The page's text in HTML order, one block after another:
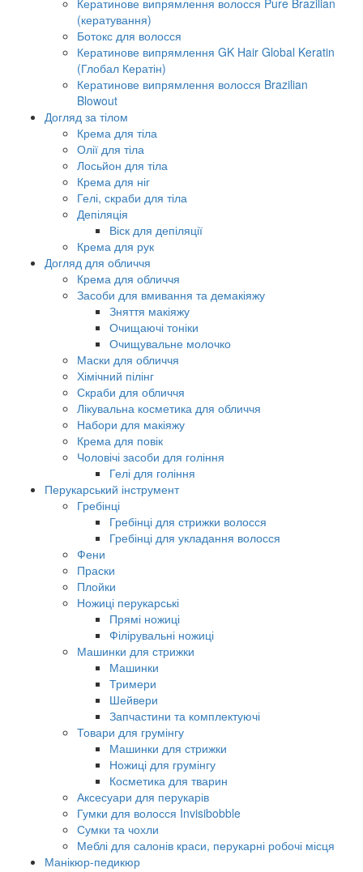
Кератинове випрямлення волосся Pure Brazilian
(кератування)
Ботокс для волосся
Кератинове випрямлення GK Hair Global Keratin
(Глобал Кератін)
Кератинове випрямлення волосся Brazilian
Blowout
Догляд за тілом
Крема для тіла
Олії для тіла
Лосьйон для тіла
Крема для ніг
Гелі, скраби для тіла
Депіляція
Віск для депіляції
Крема для рук
Догляд для обличчя
Крема для обличчя
Засоби для вмивання та демакіяжу
Зняття макіяжу
Очищаючі тоніки
Очищувальне молочко
Маски для обличчя
Хімічний пілінг
Скраби для обличчя
Лікувальна косметика для обличчя
Набори для макіяжу
Крема для повік
Чоловічі засоби для гоління
Гелі для гоління
Перукарський інструмент
Гребінці
Гребінці для стрижки волосся
Гребінці для укладання волосся
Фени
Праски
Плойки
Ножиці перукарські
Прямі ножиці
Філірувальні ножиці
Машинки для стрижки
Машинки
Тримери
Шейвери
Запчастини та комплектуючі
Товари для грумінгу
Машинки для стрижки
Ножиці для грумінгу
Косметика для тварин
Аксесуари для перукарів
Гумки для волосся Invisibobble
Сумки та чохли
Меблі для салонів краси, перукарні робочі місця
Манікюр-педикюр